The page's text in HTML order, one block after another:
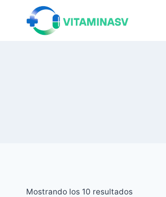
contenido
Mostrando los 10 resultadosOrdenado